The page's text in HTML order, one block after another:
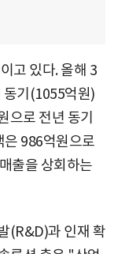
고 있다. 올해 3
동기(1055억원)
으로 전년 동기
은 986억원으로
출을 상회하는
(R&D)과 인재 확